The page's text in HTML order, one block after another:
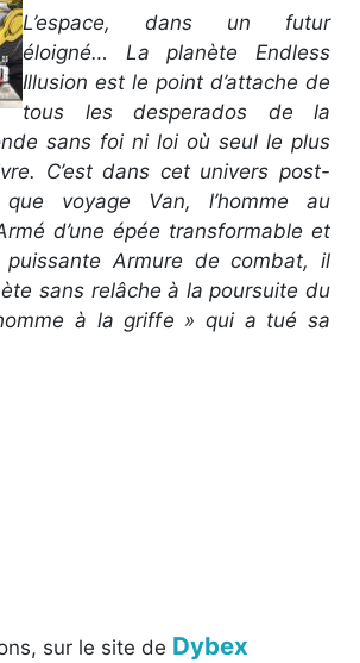
L’espace, dans un futur
éloigné… La planète Endless
Illusion est le point d’attache de
tous les desperados de la
sans foi ni loi où seul le plus
C’est dans cet univers post-
que voyage Van, l’homme au
d’une épée transformable et
Armure de combat, il
sans relâche à la poursuite du
à la griffe » qui a tué sa
sur le site de Dybex